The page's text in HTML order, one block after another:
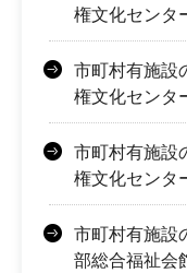
権文化センタ
市町村有施設
権文化セン
市町村有施設
権文化セン
市町村有施
部総合福祉会